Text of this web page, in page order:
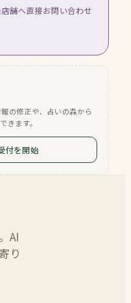
舗へ直接お問い合わせ
の修正や、占いの森から
きます。
付を開始
AI
り